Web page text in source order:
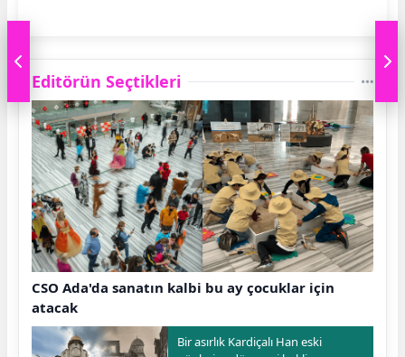
Editörün Seçtikleri
CSO Ada'da sanatın kalbi bu ay çocuklar için
atacak
Bir asırlık Kardiçalı Han eski